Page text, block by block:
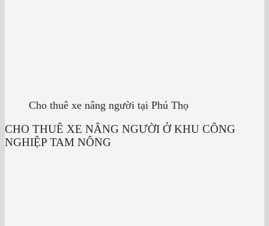
Cho thuê xe nâng người tại Phú Thọ
CHO THUÊ XE NÂNG NGƯỜI Ở KHU CÔNG
NGHIỆP TAM NÔNG